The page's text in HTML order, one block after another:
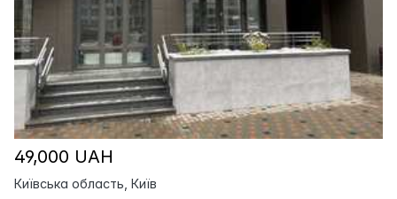
49,000 UAH
Київська область, Київ